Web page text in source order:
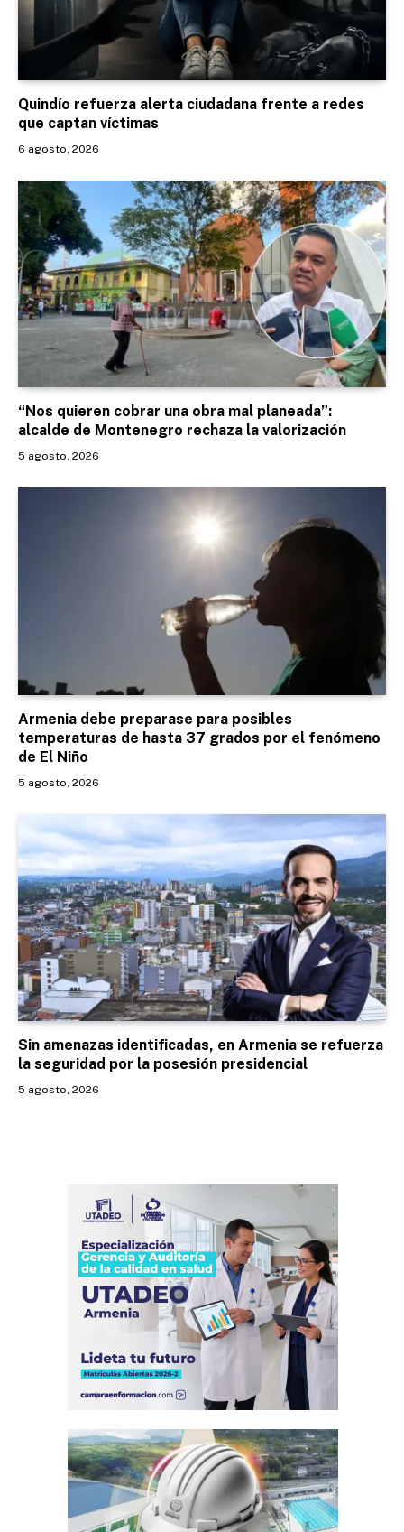
Quindío refuerza alerta ciudadana frente a redes
que captan víctimas
6 agosto, 2026
“Nos quieren cobrar una obra mal planeada”:
alcalde de Montenegro rechaza la valorización
5 agosto, 2026
Armenia debe preparase para posibles
temperaturas de hasta 37 grados por el fenómeno
de El Niño
5 agosto, 2026
Sin amenazas identificadas, en Armenia se refuerza
la seguridad por la posesión presidencial
5 agosto, 2026